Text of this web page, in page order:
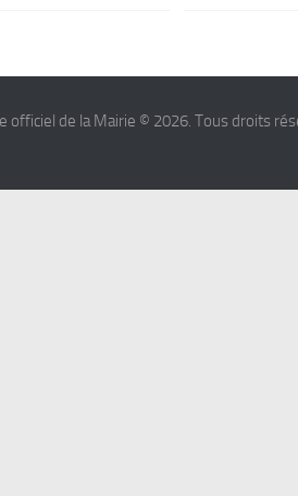
officiel de la Mairie © 2026. Tous droits